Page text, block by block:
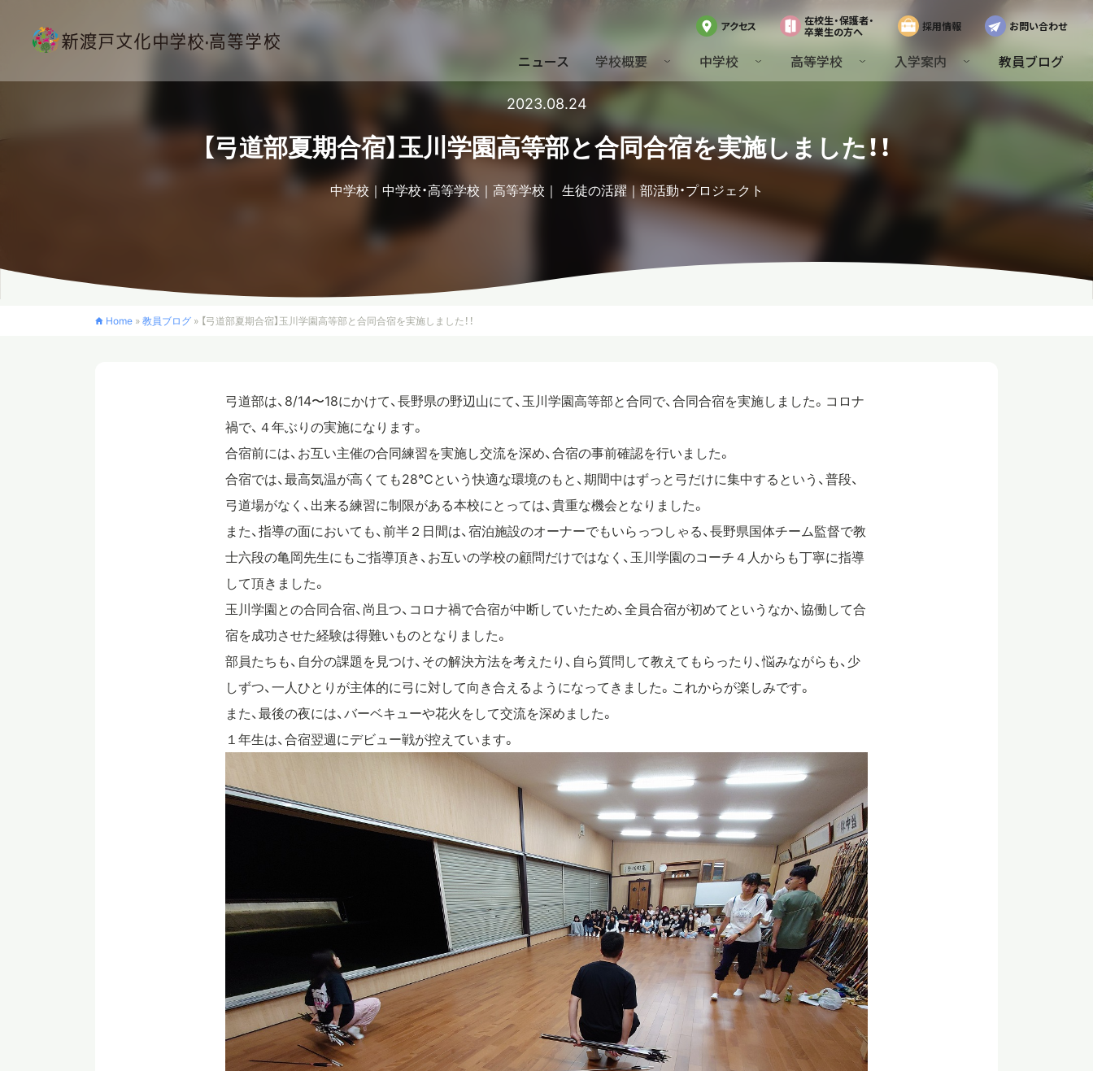
アクセス
在校生・保護者・
卒業生の方へ
採用情報 お問い合わせ
ニュース 学校概要 中学校 高等学校 入学案内 教員ブログ
2023.08.24
【弓道部夏期合宿】玉川学園高等部と合同合宿を実施しました！！
中学校 中学校・高等学校 高等学校 生徒の活躍 部活動・プロジェクト
Home » 教員ブログ » 【弓道部夏期合宿】玉川学園高等部と合同合宿を実施しました！！
弓道部は、8/14〜18にかけて、長野県の野辺山にて、玉川学園高等部と合同で、合同合宿を実施しました。コロナ
禍で、４年ぶりの実施になります。
合宿前には、お互い主催の合同練習を実施し交流を深め、合宿の事前確認を行いました。
合宿では、最高気温が高くても28℃という快適な環境のもと、期間中はずっと弓だけに集中するという、普段、
弓道場がなく、出来る練習に制限がある本校にとっては、貴重な機会となりました。
また、指導の面においても、前半２日間は、宿泊施設のオーナーでもいらっつしゃる、長野県国体チーム監督で教
士六段の亀岡先生にもご指導頂き、お互いの学校の顧問だけではなく、玉川学園のコーチ４人からも丁寧に指導
して頂きました。
玉川学園との合同合宿、尚且つ、コロナ禍で合宿が中断していたため、全員合宿が初めてというなか、協働して合
宿を成功させた経験は得難いものとなりました。
部員たちも、自分の課題を見つけ、その解決方法を考えたり、自ら質問して教えてもらったり、悩みながらも、少
しずつ、一人ひとりが主体的に弓に対して向き合えるようになってきました。これからが楽しみです。
また、最後の夜には、バーベキューや花火をして交流を深めました。
１年生は、合宿翌週にデビュー戦が控えています。